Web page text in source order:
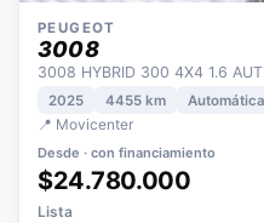
PEUGEOT
3008
3008 HYBRID 300 4X4 1.6 AUT
2025 4455 km
📍 Movicenter
Desde · con financiamiento
$24.780.000